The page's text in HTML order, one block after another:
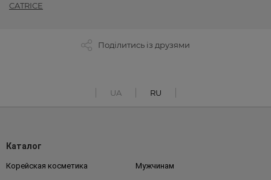
CATRICE
Поділитись із друзями
UA RU
Каталог
Корейская косметика Мужчинам